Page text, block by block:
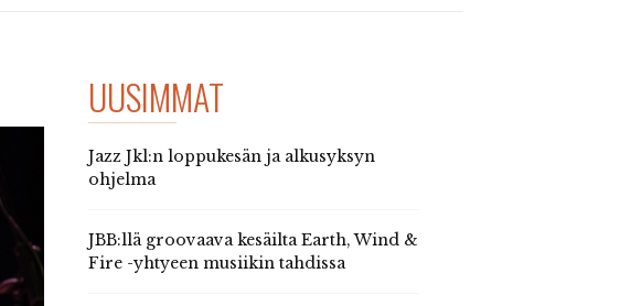
UUSIMMAT
Jazz Jkl:n loppukesän ja alkusyksyn
ohjelma
JBB:llä groovaava kesäilta Earth, Wind &
Fire -yhtyeen musiikin tahdissa